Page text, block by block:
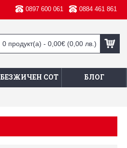
0897 600 061 0884 461 861
0 продукт(а) - 0,00€(0,00 лв.)
БЕЗЖИЧЕН СОТ БЛОГ